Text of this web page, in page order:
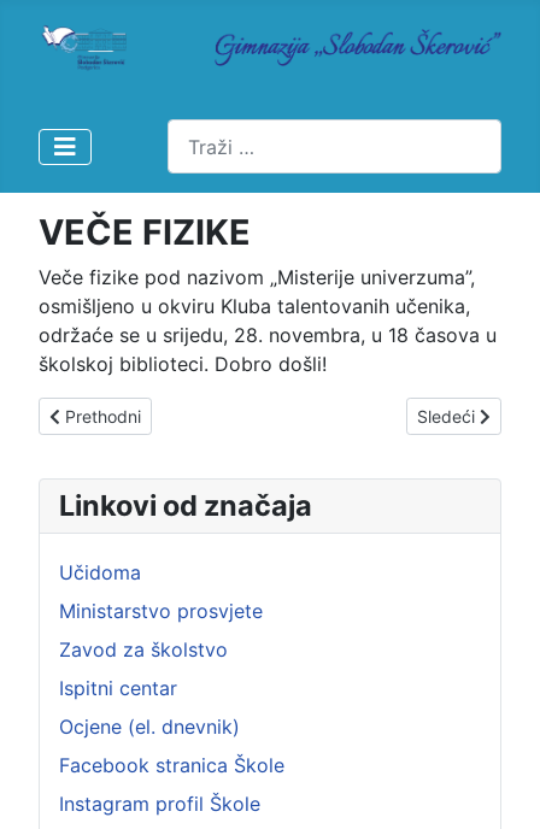
Pretraži
VEČE FIZIKE
Veče fizike pod nazivom „Misterije univerzuma”,
osmišljeno u okviru Kluba talentovanih učenika,
održaće se u srijedu, 28. novembra, u 18 časova u
školskoj biblioteci. Dobro došli!
Prethodni članak: PREDAVANJE „RAZLIČITOST I PREDNOSTI
Prethodni Sledeći članak:
Sledeći
Linkovi od značaja
Učidoma
Ministarstvo prosvjete
Zavod za školstvo
Ispitni centar
Ocjene (el. dnevnik)
Facebook stranica Škole
Instagram profil Škole